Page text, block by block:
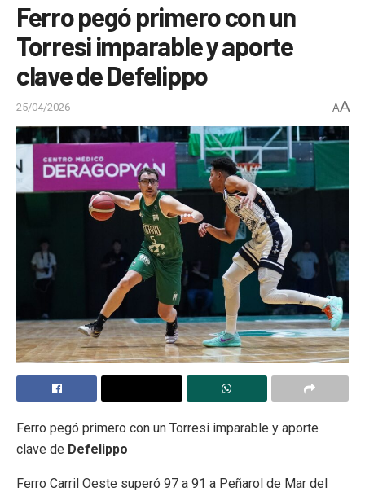
Ferro pegó primero con un
Torresi imparable y aporte
clave de Defelippo
25/04/2026 AA
Ferro pegó primero con un Torresi imparable y aporte
clave de Defelippo
Ferro Carril Oeste superó 97 a 91 a Peñarol de Mar del